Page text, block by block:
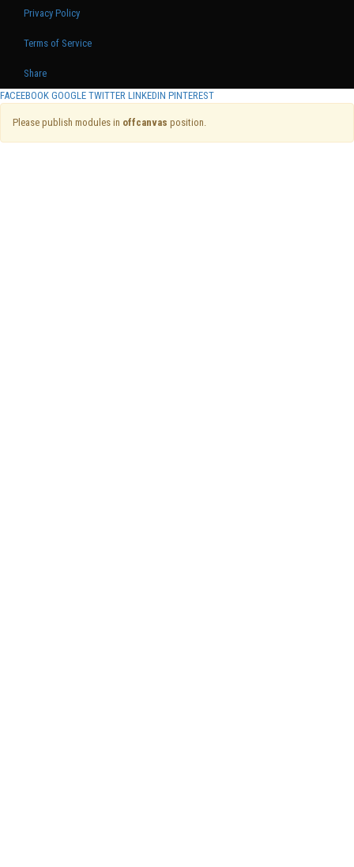
Privacy Policy
Terms of Service
Share
FACEEBOOK GOOGLE TWITTER LINKEDIN PINTEREST
Please publish modules in offcanvas position.